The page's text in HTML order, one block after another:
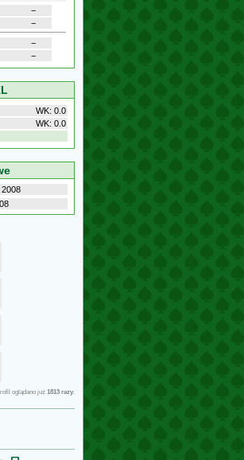
−
−
−
−
WK: 0.0
WK: 0.0
2008
oglądano już 1813 razy.